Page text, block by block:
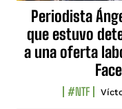
Periodista
que estuvo
a una oferta
#NTF